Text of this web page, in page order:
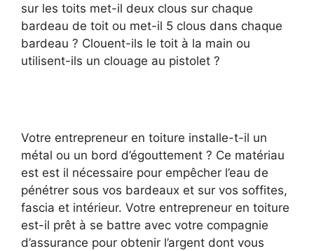
sur les toits met-il deux clous sur chaque
bardeau de toit ou met-il 5 clous dans chaque
bardeau ? Clouent-ils le toit à la main ou
utilisent-ils un clouage au pistolet ?
Votre entrepreneur en toiture installe-t-il un
métal ou un bord d’égouttement ? Ce matériau
est est il nécessaire pour empêcher l’eau de
pénétrer sous vos bardeaux et sur vos soffites,
fascia et intérieur. Votre entrepreneur en toiture
est-il prêt à se battre avec votre compagnie
d’assurance pour obtenir l’argent dont vous